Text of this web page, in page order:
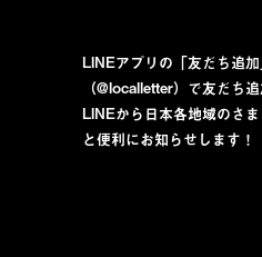
LINEアプリの「友だち追
（@localletter）で友だち追
LINEから日本各地域のさ
と便利にお知らせします！